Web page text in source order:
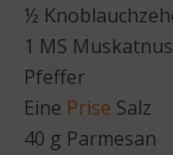
½
1 MS
Pfeffer
Eine Prise Salz
40 g Parmesan